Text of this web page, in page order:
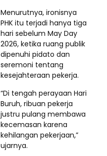
Menurutnya, ironisnya
PHK itu terjadi hanya tiga
hari sebelum May Day
2026, ketika ruang publik
dipenuhi pidato dan
seremoni tentang
kesejahteraan pekerja.
“Di tengah perayaan Hari
Buruh, ribuan pekerja
justru pulang membawa
kecemasan karena
kehilangan pekerjaan,”
ujarnya.